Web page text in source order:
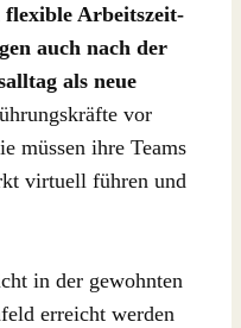
Arbeitszeit-
auch nach der
als neue
vor
müssen ihre Teams
virtuell führen und
in der gewohnten
erreicht werden